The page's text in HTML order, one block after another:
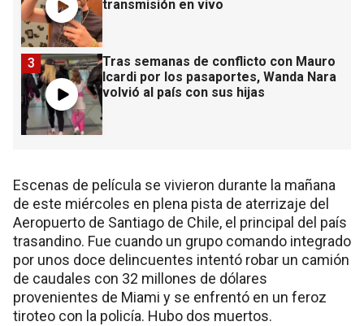
transmisión en vivo
Tras semanas de conflicto con Mauro
Icardi por los pasaportes, Wanda Nara
volvió al país con sus hijas
3
Escenas de película se vivieron durante la mañana
de este miércoles en plena pista de aterrizaje del
Aeropuerto de Santiago de Chile, el principal del país
trasandino. Fue cuando un grupo comando integrado
por unos doce delincuentes intentó robar un camión
de caudales con 32 millones de dólares
provenientes de Miami y se enfrentó en un feroz
tiroteo con la policía. Hubo dos muertos.